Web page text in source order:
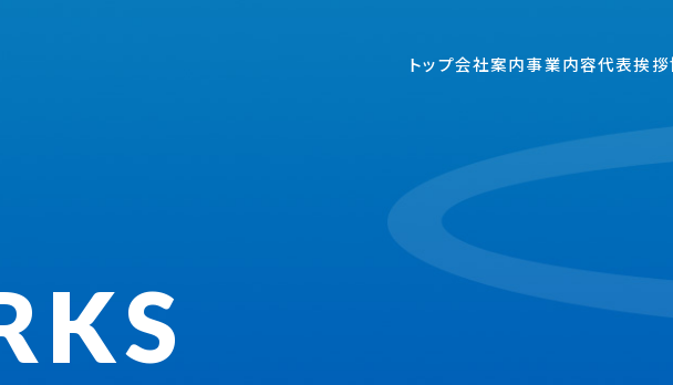
トップ会社案内事業内容代表挨拶